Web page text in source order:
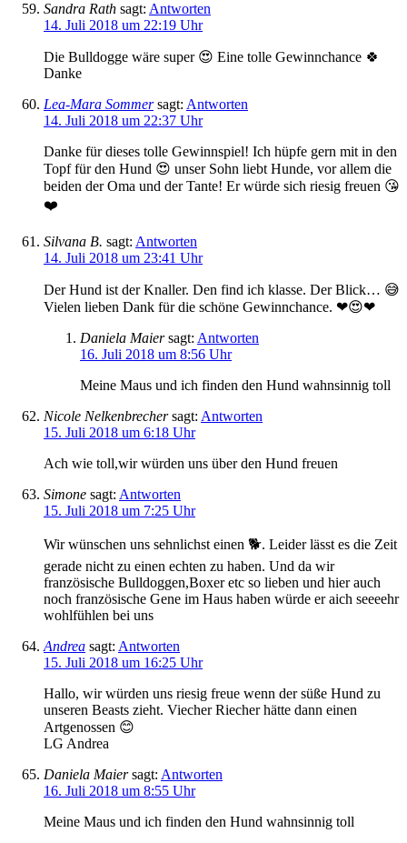
Sandra Rath sagt: Antworten
14. Juli 2018 um 22:19 Uhr
Die Bulldogge wäre super 😍 Eine tolle Gewinnchance 🍀
Danke
Lea-Mara Sommer sagt: Antworten
14. Juli 2018 um 22:37 Uhr
Danke für dieses tolle Gewinnspiel! Ich hüpfe gern mit in den
Topf für den Hund 😍 unser Sohn liebt Hunde, vor allem die
beiden der Oma und der Tante! Er würde sich riesig freuen 😘
❤️
Silvana B. sagt: Antworten
14. Juli 2018 um 23:41 Uhr
Der Hund ist der Knaller. Den find ich klasse. Der Blick… 😅
Vielen lieben Dank für die schöne Gewinnchance. ❤😍❤
Daniela Maier sagt: Antworten
16. Juli 2018 um 8:56 Uhr
Meine Maus und ich finden den Hund wahnsinnig toll
Nicole Nelkenbrecher sagt: Antworten
15. Juli 2018 um 6:18 Uhr
Ach wie toll,wir würden uns über den Hund freuen
Simone sagt: Antworten
15. Juli 2018 um 7:25 Uhr
Wir wünschen uns sehnlichst einen 🐕. Leider lässt es die Zeit
gerade nicht zu einen echten zu haben. Und da wir
französische Bulldoggen,Boxer etc so lieben und hier auch
noch französische Gene im Haus haben würde er aich seeeehr
wohlfühlen bei uns
Andrea sagt: Antworten
15. Juli 2018 um 16:25 Uhr
Hallo, wir würden uns riesig freue wenn der süße Hund zu
unseren Beasts zieht. Viecher Riecher hätte dann einen
Artgenossen 😊
LG Andrea
Daniela Maier sagt: Antworten
16. Juli 2018 um 8:55 Uhr
Meine Maus und ich finden den Hund wahnsinnig toll